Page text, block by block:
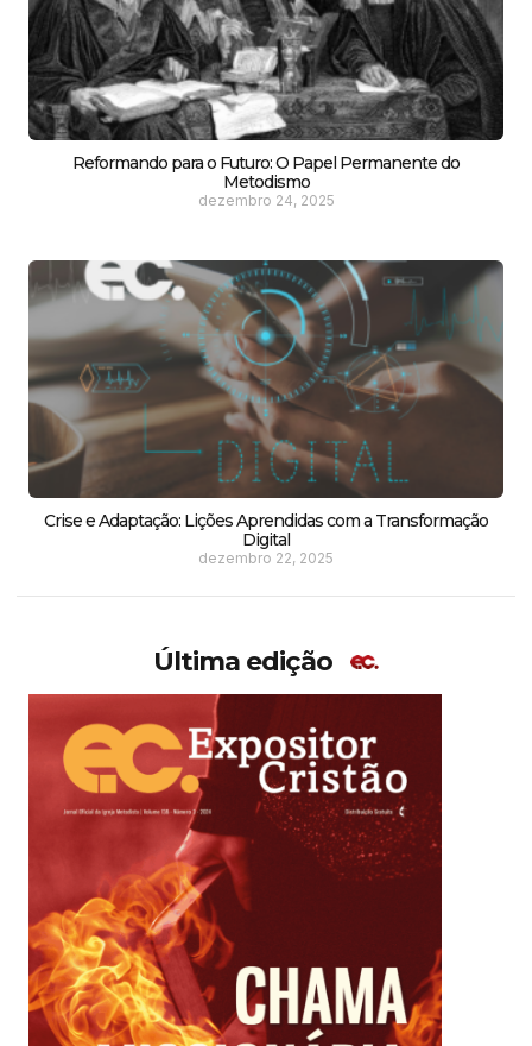
Reformando para o Futuro: O Papel Permanente do
Metodismo
dezembro 24, 2025
Crise e Adaptação: Lições Aprendidas com a Transformação
Digital
dezembro 22, 2025
Última edição